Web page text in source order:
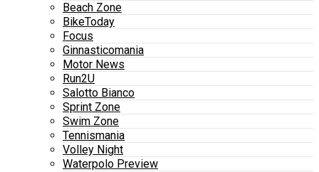
Beach Zone
BikeToday
Focus
Ginnasticomania
Motor News
Run2U
Salotto Bianco
Sprint Zone
Swim Zone
Tennismania
Volley Night
Waterpolo Preview